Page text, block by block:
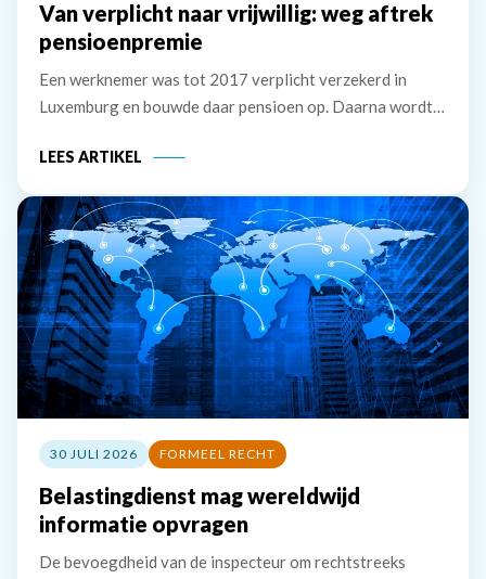
Van verplicht naar vrijwillig: weg aftrek
pensioenpremie
Een werknemer was tot 2017 verplicht verzekerd in
Luxemburg en bouwde daar pensioen op. Daarna wordt
Luxemburgse pensioenregeling vrijwillig voort. De
LEES ARTIKEL
30 JULI 2026 FORMEEL RECHT
Belastingdienst mag wereldwijd
informatie opvragen
De bevoegdheid van de inspecteur om rechtstreeks